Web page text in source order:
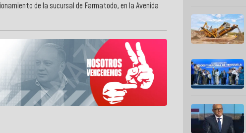
de la sucursal de Farmatodo, en la Avenida